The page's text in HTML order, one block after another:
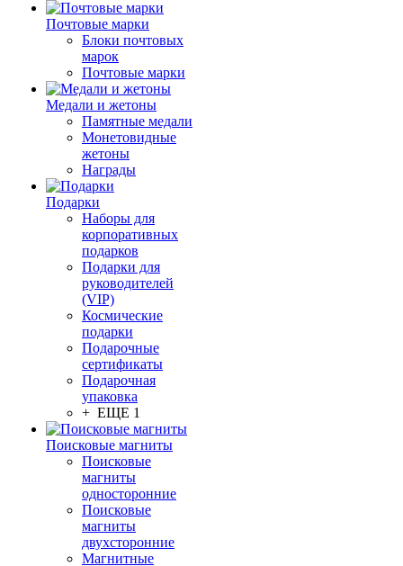
Почтовые марки
Блоки почтовых
марок
Почтовые марки
Медали и жетоны
Памятные медали
Монетовидные
жетоны
Награды
Подарки
Наборы для
корпоративных
подарков
Подарки для
руководителей
(VIP)
Космические
подарки
Подарочные
сертификаты
Подарочная
упаковка
+ ЕЩЕ 1
Поисковые магниты
Поисковые
магниты
односторонние
Поисковые
магниты
двухсторонние
Магнитные